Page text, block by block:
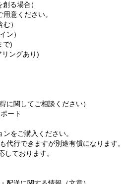
る場合）
意ください。
）
ン）
で)
ングあり)
に関してご相談ください）
ート
をご購入ください。
行できますが別途有償になります。
ております。